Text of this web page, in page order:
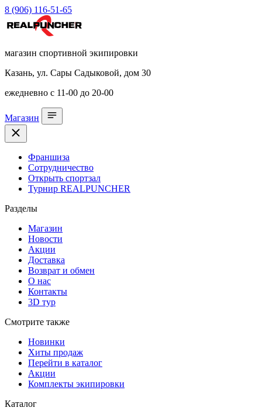
8 (906) 116-51-65
магазин спортивной экипировки
Казань, ул. Сары Садыковой, дом 30
ежедневно с 11-00 до 20-00
Магазин
Франшиза
Сотрудничество
Открыть спортзал
Турнир REALPUNCHER
Разделы
Магазин
Новости
Акции
Доставка
Возврат и обмен
О нас
Контакты
3D тур
Смотрите также
Новинки
Хиты продаж
Перейти в каталог
Акции
Комплекты экипировки
Каталог